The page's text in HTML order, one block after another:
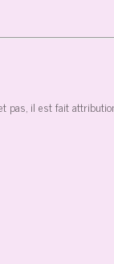
pas, il est fait